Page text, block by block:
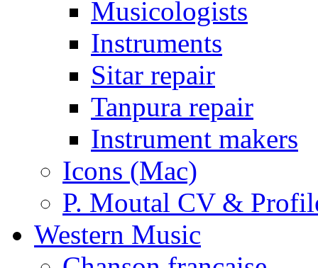
Musicologists
Instruments
Sitar repair
Tanpura repair
Instrument makers
Icons (Mac)
P. Moutal CV &
Western Music